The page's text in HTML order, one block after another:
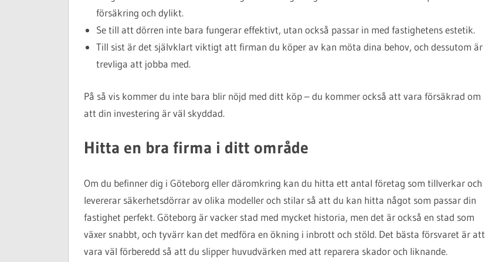
försäkring och dylikt.
Se till att dörren inte bara fungerar effektivt, utan också passar in med fastighetens estetik.
Till sist är det självklart viktigt att firman du köper av kan möta dina behov, och dessutom är
trevliga att jobba med.
På så vis kommer du inte bara blir nöjd med ditt köp – du kommer också att vara försäkrad om
att din investering är väl skyddad.
Hitta en bra firma i ditt område
Om du befinner dig i Göteborg eller däromkring kan du hitta ett antal företag som tillverkar och
levererar säkerhetsdörrar av olika modeller och stilar så att du kan hitta något som passar din
fastighet perfekt. Göteborg är vacker stad med mycket historia, men det är också en stad som
växer snabbt, och tyvärr kan det medföra en ökning i inbrott och stöld. Det bästa försvaret är att
vara väl förberedd så att du slipper huvudvärken med att reparera skador och liknande.